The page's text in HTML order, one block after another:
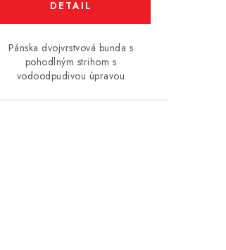
DETAIL
Pánska dvojvrstvová bunda s
pohodlným strihom s
vodoodpudivou úpravou